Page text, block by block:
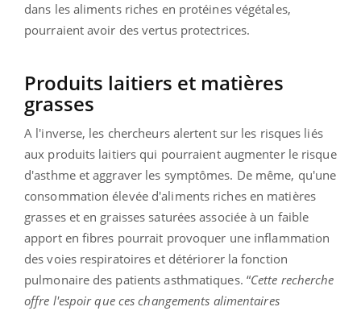
dans les aliments riches en protéines végétales,
pourraient avoir des vertus protectrices.
Produits laitiers et matières
grasses
A l'inverse, les chercheurs alertent sur les risques liés
aux produits laitiers qui pourraient augmenter le risque
d'asthme et aggraver les symptômes. De même, qu'une
consommation élevée d'aliments riches en matières
grasses et en graisses saturées associée à un faible
apport en fibres pourrait provoquer une inflammation
des voies respiratoires et détériorer la fonction
pulmonaire des patients asthmatiques. “Cette recherche
offre l'espoir que ces changements alimentaires